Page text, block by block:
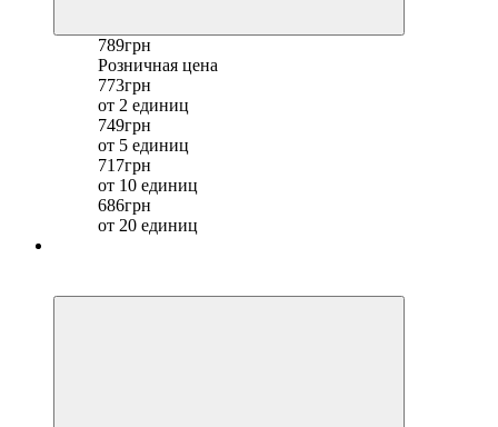
789грн
Розничная цена
773грн
от 2 единиц
749грн
от 5 единиц
717грн
от 10 единиц
686грн
от 20 единиц